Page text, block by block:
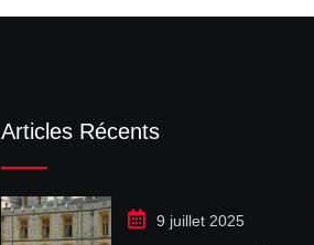
Articles Récents
9 juillet 2025